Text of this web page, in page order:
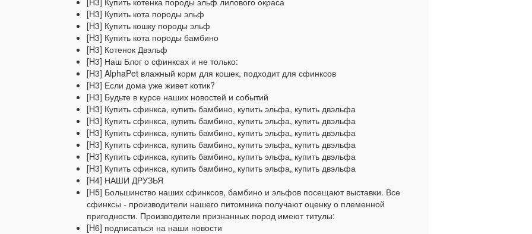
[H3] Купить кота породы эльф
[H3] Купить кошку породы эльф
[H3] Купить кота породы бамбино
[H3] Котенок Двэльф
[H3] Наш Блог о сфинксах и не только:
[H3] AlphaPet влажный корм для кошек, подходит для сфинксов
[H3] Если дома уже живет котик?
[H3] Будьте в курсе наших новостей и событий
[H3] Купить сфинкса, купить бамбино, купить эльфа, купить двэльфа
[H3] Купить сфинкса, купить бамбино, купить эльфа, купить двэльфа
[H3] Купить сфинкса, купить бамбино, купить эльфа, купить двэльфа
[H3] Купить сфинкса, купить бамбино, купить эльфа, купить двэльфа
[H3] Купить сфинкса, купить бамбино, купить эльфа, купить двэльфа
[H3] Купить сфинкса, купить бамбино, купить эльфа, купить двэльфа
[H4] НАШИ ДРУЗЬЯ
[H5] Большинство наших сфинксов, бамбино и эльфов посещают выставки. Все
сфинксы - производители нашего питомника получают оценку о племенной
пригодности. Производители признанных пород имеют титулы:
[H6] подписаться на наши новости